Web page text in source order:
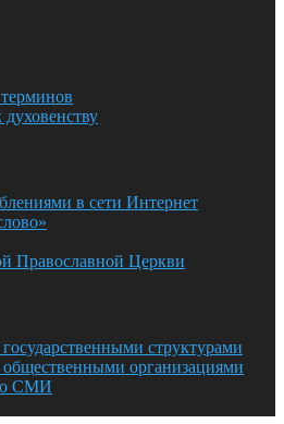
в сети Интернет
Православной Церкви
структурами
организациями
СМИ